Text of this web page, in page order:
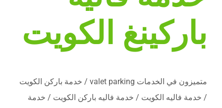
باركينغ الكويت
متميزون في الخدمات valet parking / خدمة باركن الكويت
/ خدمة فاليه الكويت / خدمة فاليه باركن الكويت / خدمة